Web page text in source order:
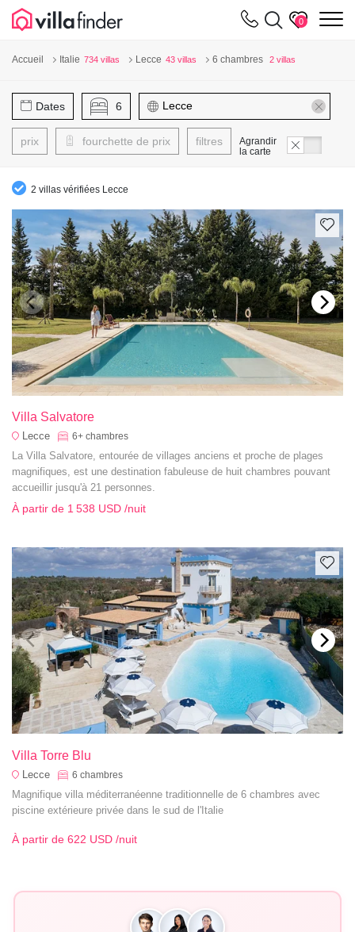
0
Accueil Italie 734 villas Lecce 43 villas 6 chambres 2 villas
Dates 6
prix fourchette de prix filtres
Agrandir
la carte
2 villas vérifiées Lecce
Villa Salvatore
Lecce 6+ chambres
La Villa Salvatore, entourée de villages anciens et proche de plages
magnifiques, est une destination fabuleuse de huit chambres pouvant
accueillir jusqu'à 21 personnes.
À partir de 1 538 USD /nuit
Villa Torre Blu
Lecce 6 chambres
Magnifique villa méditerranéenne traditionnelle de 6 chambres avec
piscine extérieure privée dans le sud de l'Italie
À partir de 622 USD /nuit
Vos paramètres de cookies